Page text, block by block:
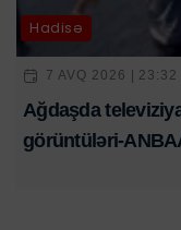
Hadisə
7 AVQ 2026 | 23:32
Ağdaşda
görüntüləri-